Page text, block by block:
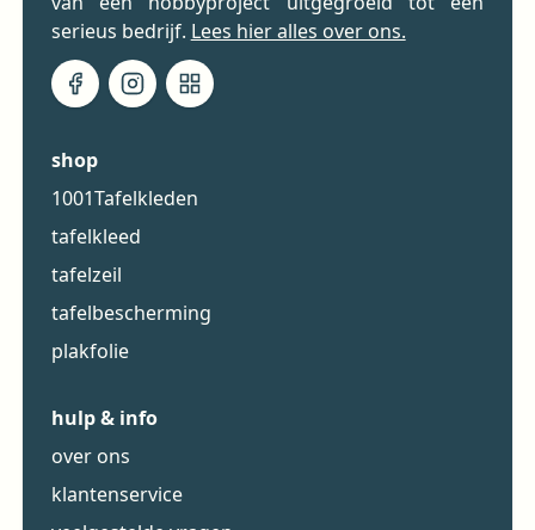
serieus bedrijf. Lees hier alles over ons.
shop
1001Tafelkleden
tafelkleed
tafelzeil
tafelbescherming
plakfolie
hulp & info
over ons
klantenservice